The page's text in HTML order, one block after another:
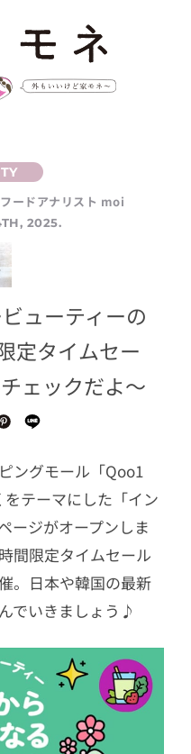
ードアナリスト moi
2025.
ューティーの
定タイムセー
ェックだよ～
ングモール「Qoo1
テーマにした「イン
ージがオープンしま
間限定タイムセール
。日本や韓国の最新
でいきましょう♪